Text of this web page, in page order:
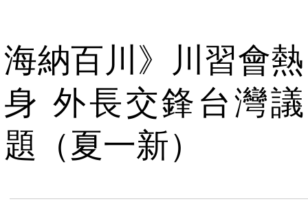
海納百川》川習會熱
身 外長交鋒台灣議
題（夏一新）